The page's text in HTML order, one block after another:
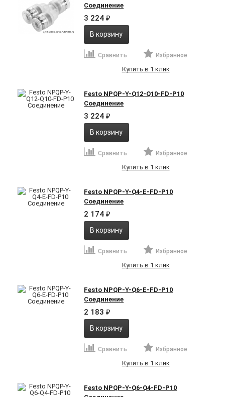
Соединение
3 224₽
В корзину
Сравнить Избранное
Купить в 1 клик
Festo NPQP-Y-Q12-Q10-FD-P10
Соединение
3 224₽
В корзину
Сравнить Избранное
Купить в 1 клик
Festo NPQP-Y-Q4-E-FD-P10
Соединение
2 174₽
В корзину
Сравнить Избранное
Купить в 1 клик
Festo NPQP-Y-Q6-E-FD-P10
Соединение
2 183₽
В корзину
Сравнить Избранное
Купить в 1 клик
Festo NPQP-Y-Q6-Q4-FD-P10